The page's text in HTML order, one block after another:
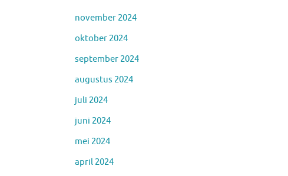
november 2024
oktober 2024
september 2024
augustus 2024
juli 2024
juni 2024
mei 2024
april 2024